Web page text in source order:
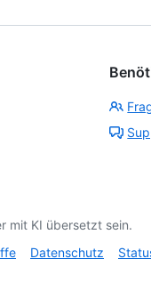
mit KI übersetzt sein.
Datenschutz